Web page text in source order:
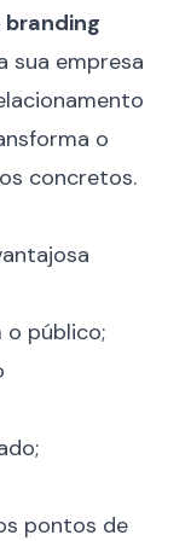
sua empresa
o
concretos.
o público;
pontos de